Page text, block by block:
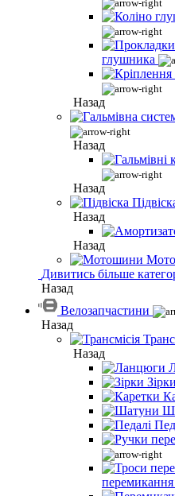
глушника
Назад
Назад
Назад
Назад
Назад
Дивитись більше
Назад
Велозапчастини
Назад
Назад
Зірки
перемикання